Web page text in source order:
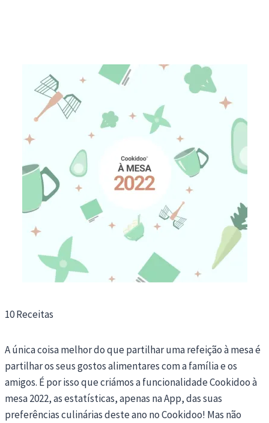
10 Receitas
A única coisa melhor do que partilhar uma refeição à mesa é
partilhar os seus gostos alimentares com a família e os
amigos. É por isso que criámos a funcionalidade Cookidoo à
mesa 2022, as estatísticas, apenas na App, das suas
preferências culinárias deste ano no Cookidoo! Mas não